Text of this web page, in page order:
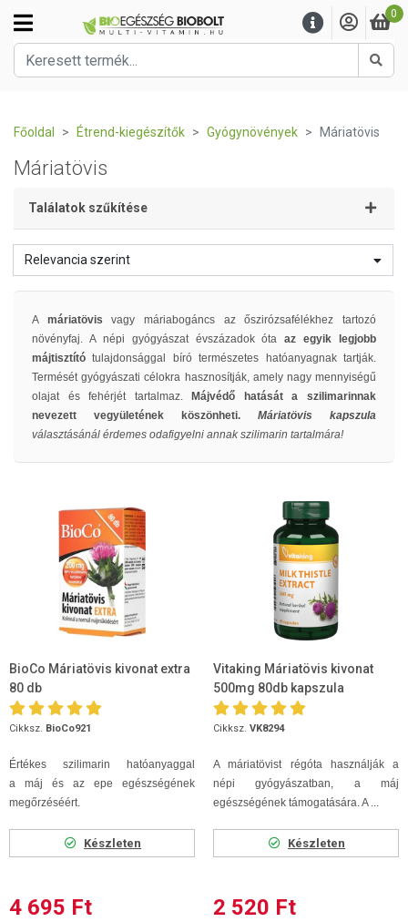
0
Főoldal Étrend-kiegészítők Gyógynövények Máriatövis
Máriatövis
Találatok szűkítése
Relevancia szerint
A máriatövis vagy máriabogáncs az őszirózsafélékhez tartozó
növényfaj. A népi gyógyászat évszázadok ótaaz egyik legjobb
májtisztító tulajdonsággal bíró természetes hatóanyagnak tartják.
Termését gyógyászati célokra hasznosítják, amely nagy mennyiségű
olajat és fehérjét tartalmaz.
Májvédő hatását a szilimarinnak
nevezett vegyületének köszönheti. Máriatövis kapszula
választásánál érdemes odafigyelni annak szilimarin tartalmára!
BioCo Máriatövis kivonat extra
80 db
Cikksz. BioCo921
Értékes szilimarin hatóanyaggal
a máj és az epe egészségének
megőrzéséért.
Készleten
4 695 Ft
Vitaking Máriatövis kivonat
500mg 80db kapszula
Cikksz. VK8294
A máriatövist régóta használják a
népi gyógyászatban, a máj
egészségének támogatására. A ...
Készleten
2 520 Ft